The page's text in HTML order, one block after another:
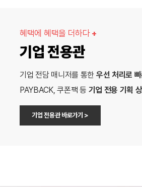
혜택에 혜택을 더하다 +
기업 전용관
기업 전담 매니저를 통한 우선 처리로
PAYBACK, 쿠폰팩 등 기업 전용 기획
기업 전용관 바로가기 >